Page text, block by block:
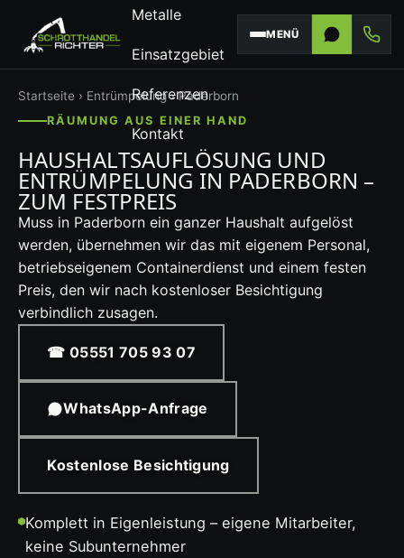
Metalle
Einsatzgebiet
Referenzen
Kontakt
MENÜ
Startseite › Entrümpelung› Paderborn
RÄUMUNG AUS EINER HAND
HAUSHALTSAUFLÖSUNG UND
ENTRÜMPELUNG IN PADERBORN –
ZUM FESTPREIS
Muss in Paderborn ein ganzer Haushalt aufgelöst
werden, übernehmen wir das mit eigenem Personal,
betriebseigenem Containerdienst und einem festen
Preis, den wir nach kostenloser Besichtigung
verbindlich zusagen.
☎ 05551 705 93 07
WhatsApp-Anfrage
Kostenlose Besichtigung
Komplett in Eigenleistung – eigene Mitarbeiter,
keine Subunternehmer